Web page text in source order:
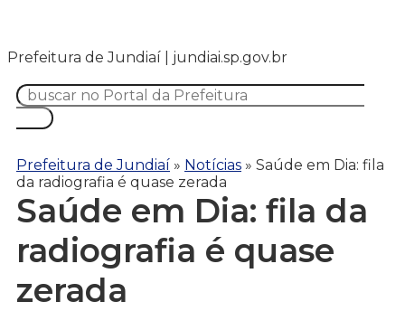
Prefeitura de Jundiaí | jundiai.sp.gov.br
Prefeitura de Jundiaí » Notícias » Saúde em Dia: fila
da radiografia é quase zerada
Saúde em Dia: fila da
radiografia é quase
zerada